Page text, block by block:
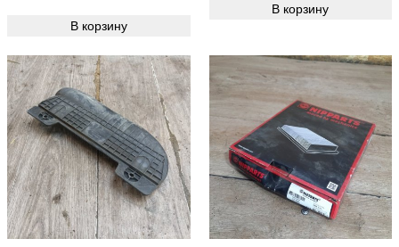
В корзину
В корзину